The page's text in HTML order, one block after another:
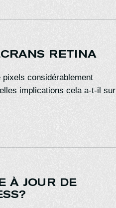
RETINA
considérablement
implications cela a-t-il sur
À JOUR DE